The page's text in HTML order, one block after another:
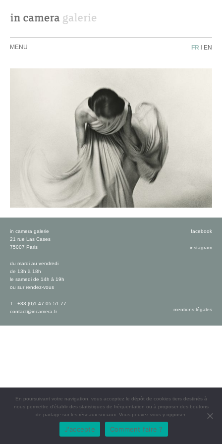
MENU FR | EN
in camera galerie
21 rue Las Cases
75007 Paris
du mardi au vendredi
de 13h à 18h
le samedi de 14h à 19h
ou sur rendez-vous
T : +33 (0)1 47 05 51 77
contact@incamera.fr
facebook
instagram
mentions légales
En poursuivant votre navigation, vous acceptez le dépôt de cookies tiers destinés à
nous permettre d’établir des statistiques de fréquentation ou à proposer des boutons
de partage sur les réseaux sociaux. Vous pouvez vous y opposer.
J'accepte Comment faire ?